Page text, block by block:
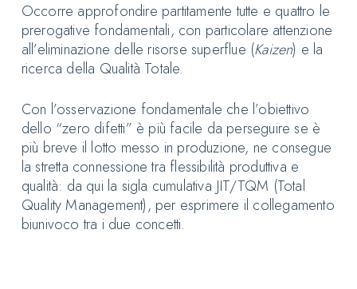
Occorre approfondire partitamente tutte e quattro le
prerogative fondamentali, con particolare attenzione
all’eliminazione delle risorse superflue (Kaizen) e la
ricerca della Qualità Totale.
Con l’osservazione fondamentale che l’obiettivo
dello “zero difetti” è più facile da perseguire se è
più breve il lotto messo in produzione, ne consegue
la stretta connessione tra flessibilità produttiva e
qualità: da qui la sigla cumulativa JIT/TQM (Total
Quality Management), per esprimere il collegamento
biunivoco tra i due concetti.